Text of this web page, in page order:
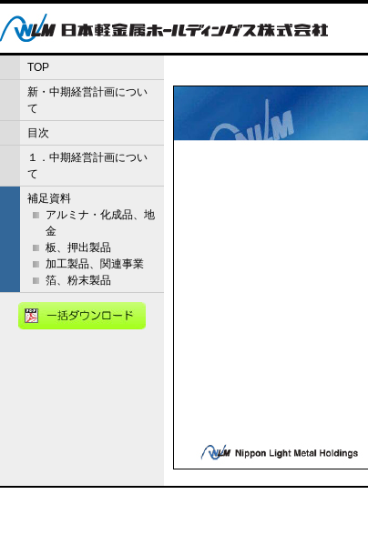
TOP
新・中期経営計画につい
て
目次
１．中期経営計画につい
て
補足資料
アルミナ・化成品、地
金
板、押出製品
加工製品、関連事業
箔、粉末製品